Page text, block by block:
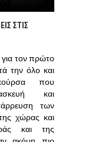
ΣΤΙΣ
για τον πρώτο
την όλο και
που
και
των
χώρας και
και της